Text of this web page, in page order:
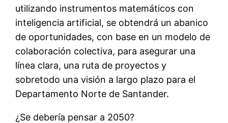
utilizando instrumentos matemáticos con
inteligencia artificial, se obtendrá un abanico
de oportunidades, con base en un modelo de
colaboración colectiva, para asegurar una
línea clara, una ruta de proyectos y
sobretodo una visión a largo plazo para el
Departamento Norte de Santander.
¿Se debería pensar a 2050?